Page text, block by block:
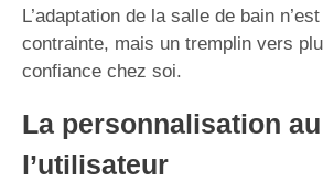
L’adaptation de la salle de bain
contrainte, mais un tremplin vers
confiance chez soi.
La personnalisation
l’utilisateur